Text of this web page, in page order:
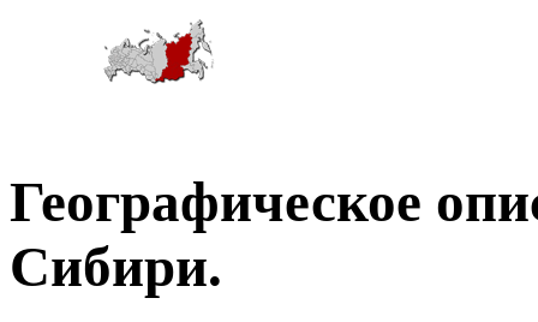
Географическое
Сибири.